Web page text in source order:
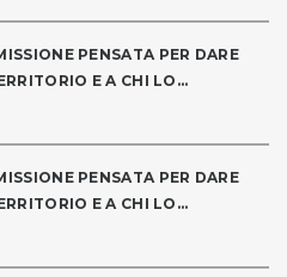
PENSATA PER DARE
E A CHI LO...
PENSATA PER DARE
E A CHI LO...